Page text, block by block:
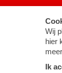
instellingen